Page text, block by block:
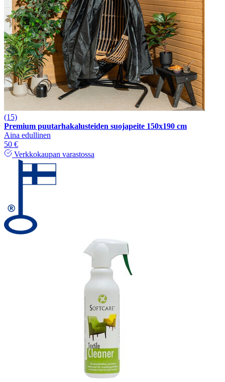
(15)
Premium puutarhakalusteiden suojapeite 150x190 cm
Aina edullinen
50 €
Verkkokaupan varastossa